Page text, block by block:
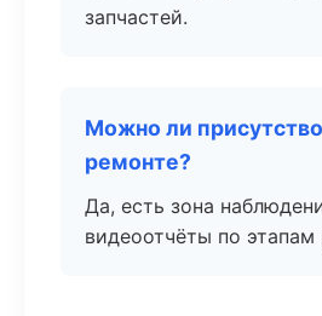
запчастей.
Можно ли
ремонте?
Да, есть зона
видеоотчёты по этапам